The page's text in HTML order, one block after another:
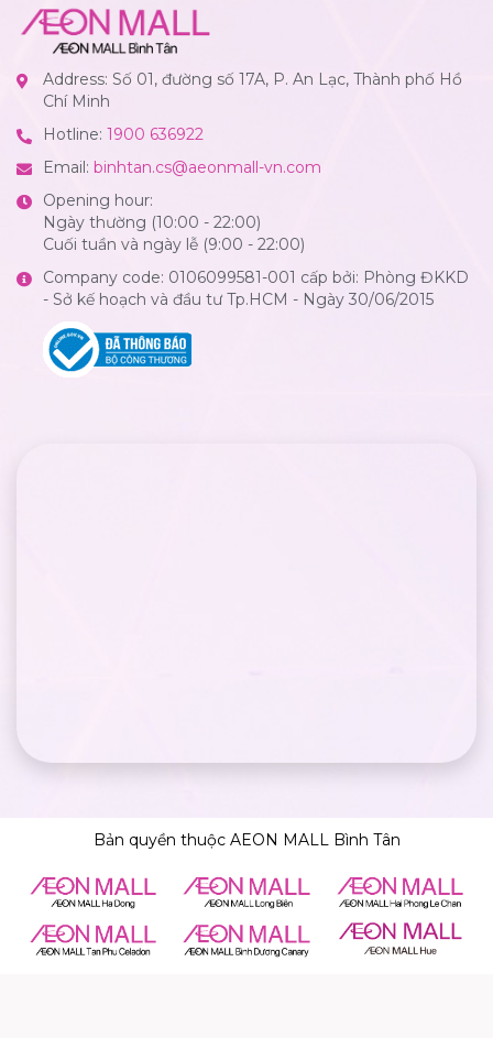
Address: Số 01, đường số 17A, P. An Lạc, Thành phố Hồ
Chí Minh
Hotline: 1900 636922
Email: binhtan.cs@aeonmall-vn.com
Opening hour:
Ngày thường (10:00 - 22:00)
Cuối tuần và ngày lễ (9:00 - 22:00)
Company code: 0106099581-001 cấp bởi: Phòng ĐKKD
- Sở kế hoạch và đầu tư Tp.HCM - Ngày 30/06/2015
Bản quyền thuộc AEON MALL Bình Tân